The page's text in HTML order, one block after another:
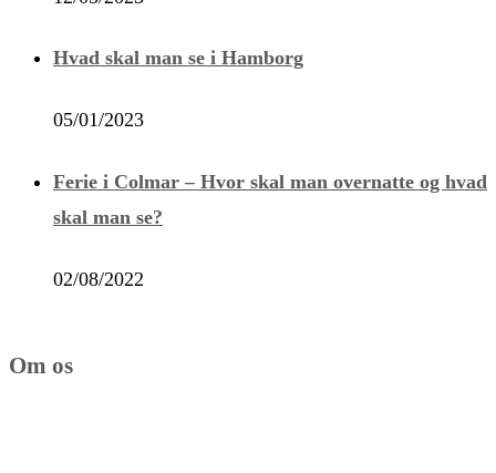
Hvad skal man se i Hamborg
05/01/2023
Ferie i Colmar – Hvor skal man overnatte og hvad
skal man se?
02/08/2022
Om os